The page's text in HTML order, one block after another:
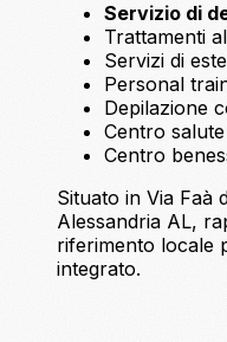
Servizio di
Trattamenti
Servizi di
Personal
Depilazione
Centro
Centro
Situato in Via Faà
Alessandria AL,
riferimento locale
integrato.